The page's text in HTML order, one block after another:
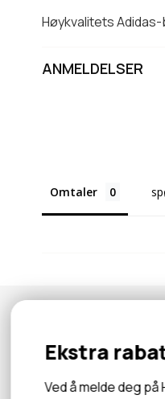
Høykvalitets
ANMELDELSER
Omtaler
Abonner for å motta
Ekstra
Ved å melde deg